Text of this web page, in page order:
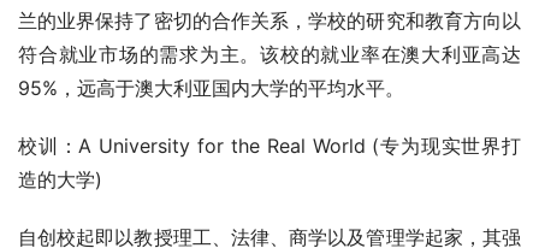
兰的业界保持了密切的合作关系，学校的研究和教育方向以
符合就业市场的需求为主。该校的就业率在澳大利亚高达
95%，远高于澳大利亚国内大学的平均水平。
校训：A University for the Real World (专为现实世界打
造的大学)
自创校起即以教授理工、法律、商学以及管理学起家，其强